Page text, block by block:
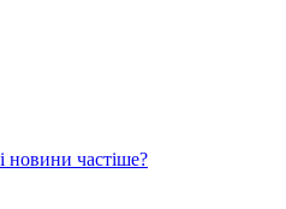
новини частіше?